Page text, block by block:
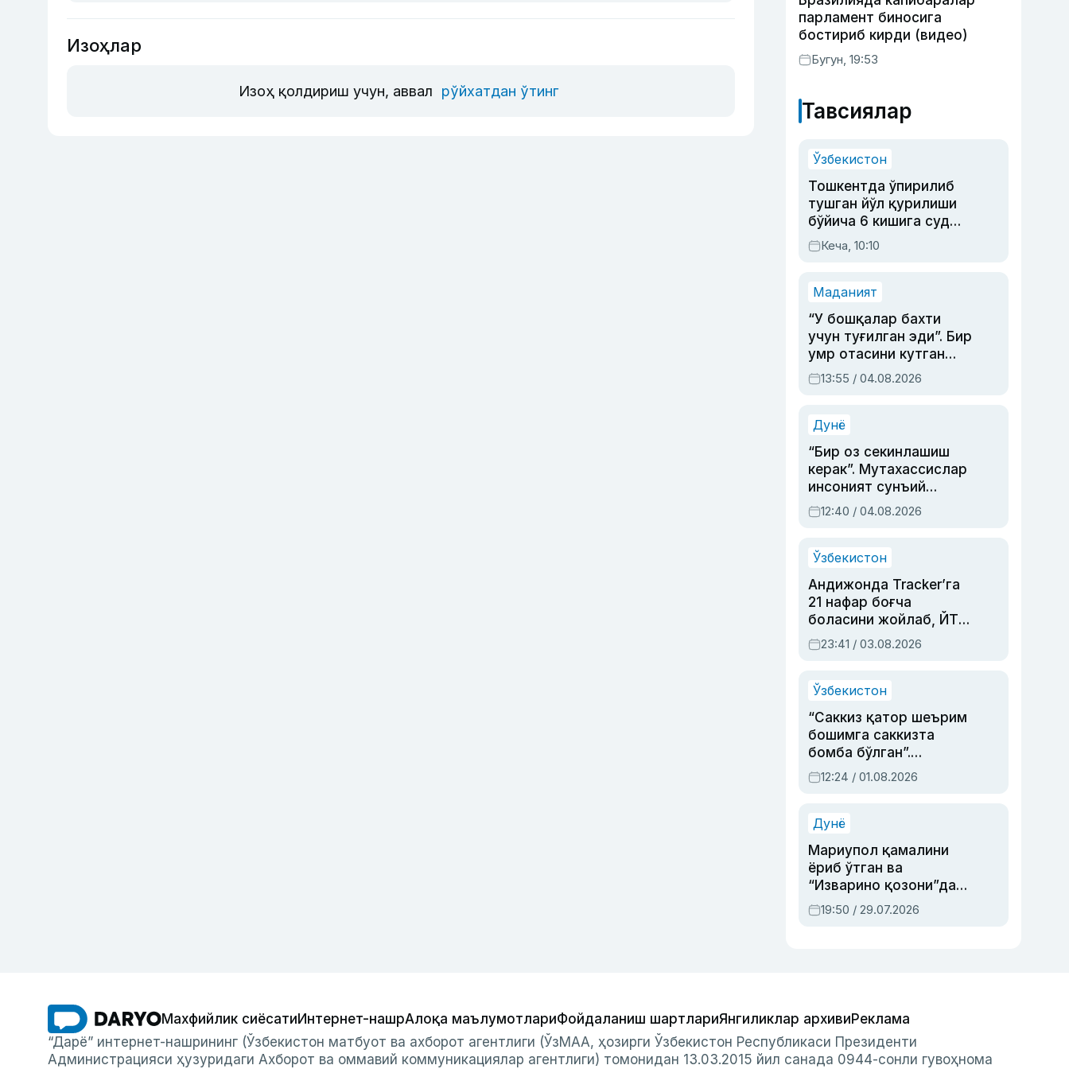
Изоҳлар
Изоҳ қолдириш учун, аввал рўйхатдан ўтинг
парламент биносига
бостириб кирди (видео)
Бугун, 19:53
Тавсиялар
Ўзбекистон
Тошкентда ўпирилиб
тушган йўл қурилиши
бўйича 6 кишига суд
ҳукми ўқилди
Кеча, 10:10
Маданият
“У бошқалар бахти
учун туғилган эди”. Бир
умр отасини кутган
актриса ва дубльяж
устаси Римма
синовларга тўла ҳаёти
13:55 / 04.08.2026
Дунё
“Бир оз секинлашиш
керак”. Мутахассислар
инсоният сунъий
интеллектни бошқара
олмай қолишидан
12:40 / 04.08.2026
Ўзбекистон
Андижонда Tracker’га
21 нафар боғча
боласини жойлаб, ЙТҲ
содир этган аёлга суд
ҳукми ўқилди
23:41 / 03.08.2026
Ўзбекистон
“Саккиз қатор шеърим
бошимга саккизта
бомба бўлган”.
Абдулла Ориповни
сиёсий айбловлардан
12:24 / 01.08.2026
Дунё
Мариупол қамалини
ёриб ўтган ва
“Изварино қозони”дан
чиққан қаҳрамон —
Украина армияси бош
19:50 / 29.07.2026
Махфийлик сиёсатиИнтернет-нашрАлоқа маълумотлариФойдаланиш шартлариЯнгиликлар архивиРеклама
“Дарё” интернет-нашрининг (Ўзбекистон матбуот ва ахборот агентлиги (ЎзМАА, ҳозирги Ўзбекистон Республикаси Президенти
Администрацияси ҳузуридаги Ахборот ва оммавий коммуникациялар агентлиги) томонидан 13.03.2015 йил санада 0944-сонли гувоҳнома